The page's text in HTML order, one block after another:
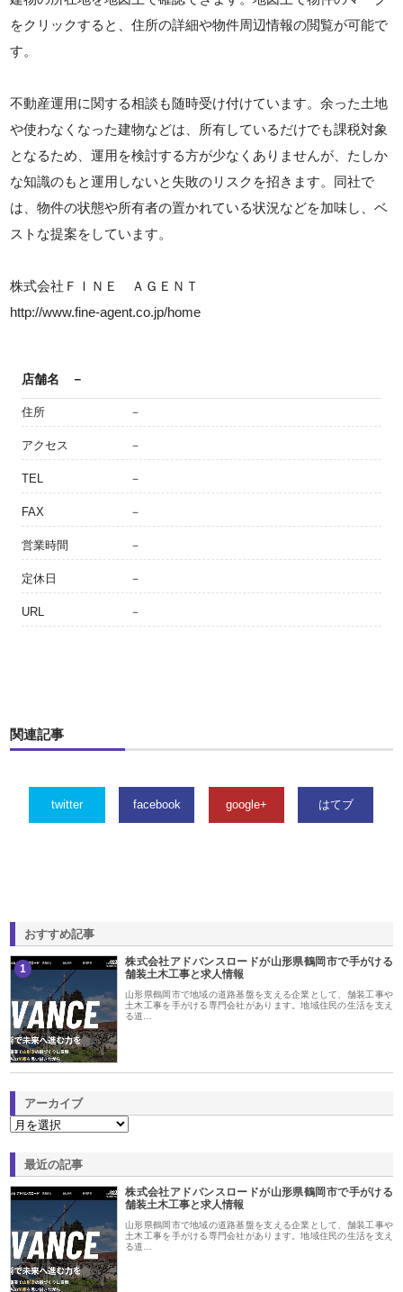
をクリックすると、住所の詳細や物件周辺情報の閲覧が可能で
す。
不動産運用に関する相談も随時受け付けています。余った土地
や使わなくなった建物などは、所有しているだけでも課税対象
となるため、運用を検討する方が少なくありませんが、たしか
な知識のもと運用しないと失敗のリスクを招きます。同社で
は、物件の状態や所有者の置かれている状況などを加味し、ベ
ストな提案をしています。
株式会社ＦＩＮＥ ＡＧＥＮＴ
http://www.fine-agent.co.jp/home
店舗名 －
住所 －
アクセス －
TEL －
FAX －
営業時間 －
定休日 －
URL －
関連記事
twitter facebook google+ はてブ
おすすめ記事
1
株式会社アドバンスロードが山形県鶴岡市で手がける
舗装土木工事と求人情報
山形県鶴岡市で地域の道路基盤を支える企業として、舗装工事や
土木工事を手がける専門会社があります。地域住民の生活を支え
る道…
アーカイブ
最近の記事
株式会社アドバンスロードが山形県鶴岡市で手がける
舗装土木工事と求人情報
山形県鶴岡市で地域の道路基盤を支える企業として、舗装工事や
土木工事を手がける専門会社があります。地域住民の生活を支え
る道…